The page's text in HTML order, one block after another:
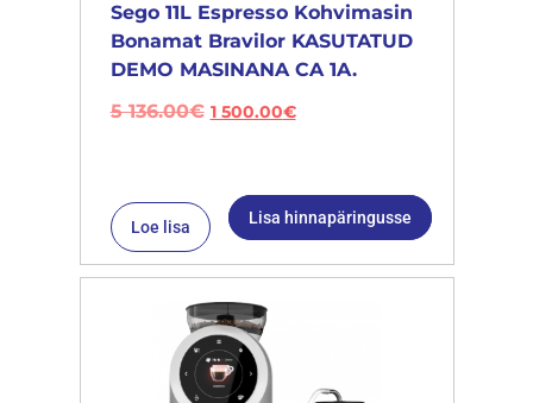
Sego 11L Espresso Kohvimasin
Bonamat Bravilor KASUTATUD
DEMO MASINANA CA 1A.
5 136.00€ 1 500.00€
Loe lisa Lisa hinnapäringusse